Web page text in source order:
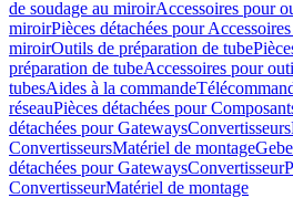
de soudage au miroirAccessoires pour
miroirPièces détachées pour
miroirOutils de préparation de tube
préparation de tubeAccessoires pour
tubesAides à la commande
réseauPièces détachées pour
détachées pour GatewaysConvertisseurs
ConvertisseursMatériel de montage
détachées pour GatewaysConvertisseur
ConvertisseurMatériel de montage